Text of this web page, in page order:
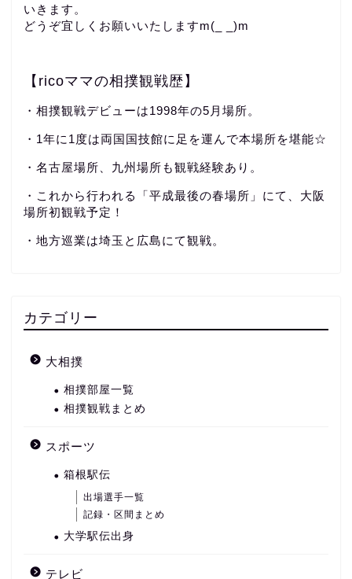
いきます。
どうぞ宜しくお願いいたしますm(_ _)m
【ricoママの相撲観戦歴】
・相撲観戦デビューは1998年の5月場所。
・1年に1度は両国国技館に足を運んで本場所を堪能☆
・名古屋場所、九州場所も観戦経験あり。
・これから行われる「平成最後の春場所」にて、大阪
場所初観戦予定！
・地方巡業は埼玉と広島にて観戦。
カテゴリー
大相撲
相撲部屋一覧
相撲観戦まとめ
スポーツ
箱根駅伝
出場選手一覧
記録・区間まとめ
大学駅伝出身
テレビ